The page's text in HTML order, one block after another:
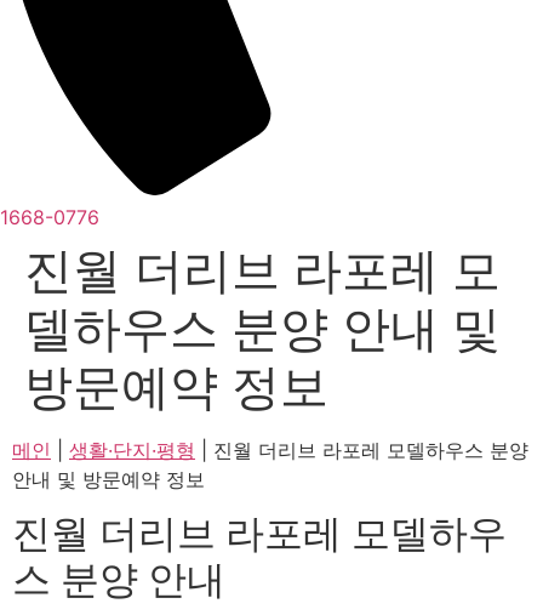
1668-0776
진월 더리브 라포레 모
델하우스 분양 안내 및
방문예약 정보
메인 생활·단지·평형
진월 더리브 라포레 모델하우스 분양
안내 및 방문예약 정보
진월 더리브 라포레 모델하우
스 분양 안내